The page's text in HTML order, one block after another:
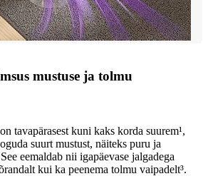
mustuse ja tolmu
tavapärasest kuni kaks korda suurem¹,
suurt mustust, näiteks puru ja
eemaldab nii igapäevase jalgadega
kui ka peenema tolmu vaipadelt³.